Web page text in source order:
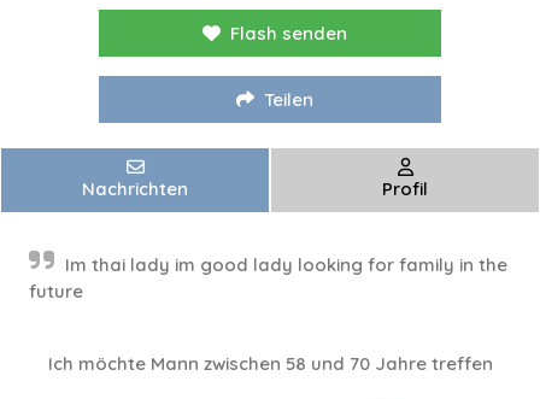
Flash senden
Teilen
Nachrichten Profil
Im thai lady im good lady looking for family in the
future
Ich möchte Mann zwischen 58 und 70 Jahre treffen